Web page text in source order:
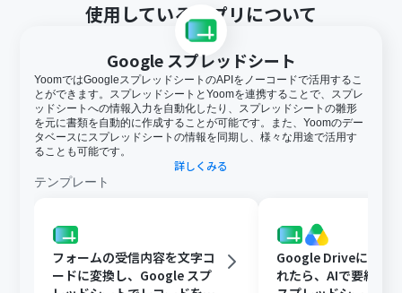
使用しているアプリについて
Google スプレッドシート
YoomではGoogleスプレッドシートのAPIをノーコードで活用するこ
とができます。スプレッドシートとYoomを連携することで、スプレ
ッドシートへの情報入力を自動化したり、スプレッドシートの雛形
を元に書類を自動的に作成することが可能です。また、Yoomのデー
タベースにスプレッドシートの情報を同期し、様々な用途で活用す
ることも可能です。
詳しくみる
テンプレート
フォームの受信内容を文字コ
ードに変換し、Google スプ
Google Driveに文書
れたら、AIで要約し